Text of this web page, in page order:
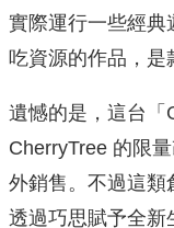
實際運行一些經典
吃資源的作品，是
遺憾的是，這台「
CherryTree 的限
外銷售。不過這類
透過巧思賦予全新